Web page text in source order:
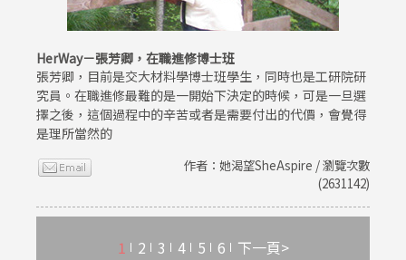
HerWay－張芳卿，在職進修博士班
張芳卿，目前是交大材料學博士班學生，同時也是工研院研
究員。在職進修最難的是一開始下決定的時候，可是一旦選
擇之後，這個過程中的辛苦或者是需要付出的代價，會覺得
是理所當然的
作者：她渴望SheAspire / 瀏覽次數
(2631142)
1 2 3 4 5 6 下一頁>